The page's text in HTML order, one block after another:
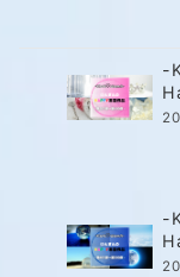
-
-